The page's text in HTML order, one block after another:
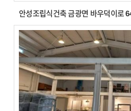
안성조립식건축 금광면 바우덕이로